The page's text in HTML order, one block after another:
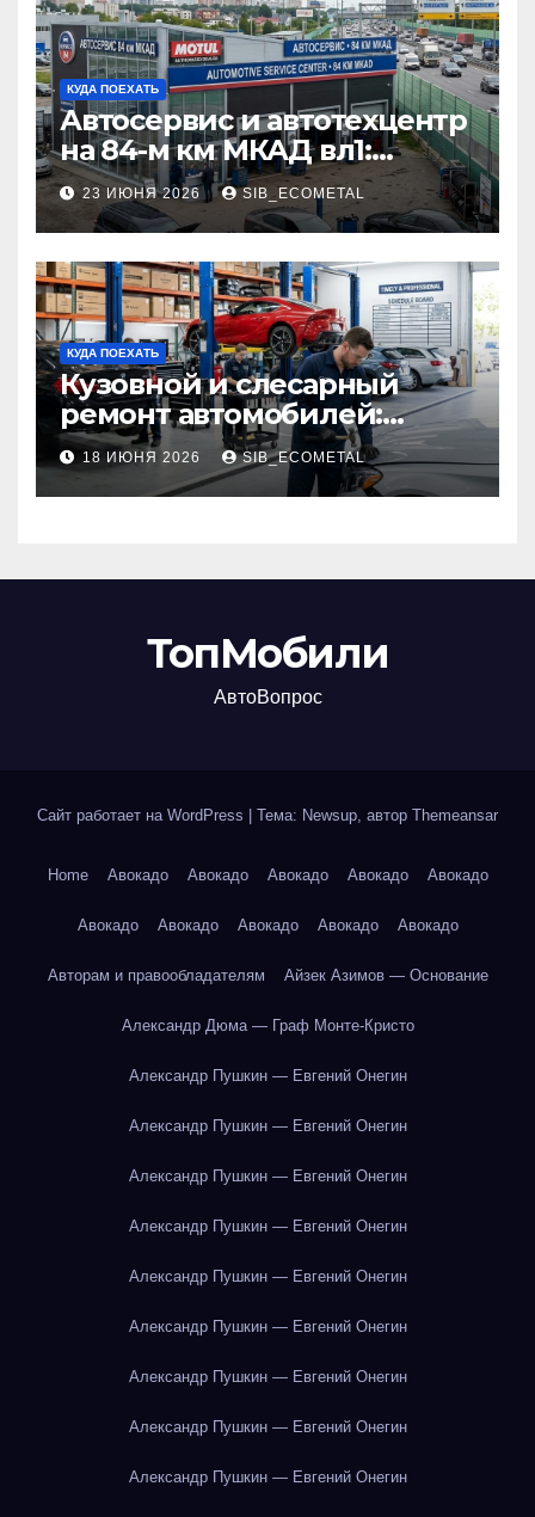
КУДА ПОЕХАТЬ
Автосервис и автотехцентр
на 84-м км МКАД вл1:
описание услуг и режим
работы
23 ИЮНЯ 2026 SIB_ECOMETAL
КУДА ПОЕХАТЬ
Кузовной и слесарный
ремонт автомобилей:
наличие оригинальных
запчастей производителя
и сроки выполнения работ
18 ИЮНЯ 2026 SIB_ECOMETAL
ТопМобили
АвтоВопрос
Сайт работает на WordPress Тема: Newsup, автор Themeansar
Home Авокадо Авокадо Авокадо Авокадо Авокадо
Авокадо Авокадо Авокадо Авокадо Авокадо
Авторам и правообладателям Айзек Азимов — Основание
Александр Дюма — Граф Монте-Кристо
Александр Пушкин — Евгений Онегин
Александр Пушкин — Евгений Онегин
Александр Пушкин — Евгений Онегин
Александр Пушкин — Евгений Онегин
Александр Пушкин — Евгений Онегин
Александр Пушкин — Евгений Онегин
Александр Пушкин — Евгений Онегин
Александр Пушкин — Евгений Онегин
Александр Пушкин — Евгений Онегин